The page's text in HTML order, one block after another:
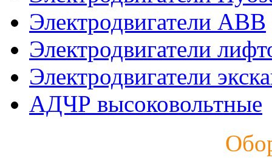
Электродвигатели ABB
Электродвигатели
Электродвигатели
АДЧР высоковольтные